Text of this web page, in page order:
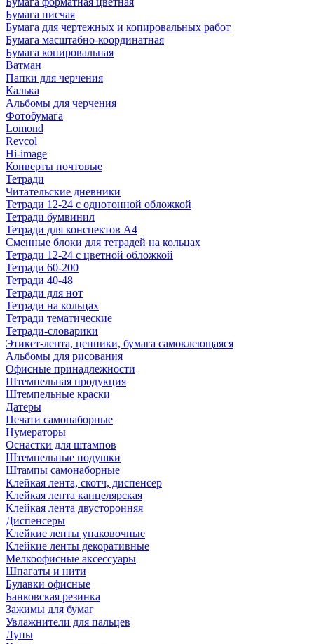
Бумага писчая
Бумага для чертежных и копировальных работ
Бумага масштабно-координатная
Бумага копировальная
Ватман
Папки для черчения
Калька
Альбомы для черчения
Фотобумага
Lomond
Revcol
Hi-image
Конверты почтовые
Тетради
Читательские дневники
Тетради 12-24 с однотонной обложкой
Тетради бумвинил
Тетради для конспектов А4
Сменные блоки для тетрадей на кольцах
Тетради 12-24 с цветной обложкой
Тетради 60-200
Тетради 40-48
Тетради для нот
Тетради на кольцах
Тетради тематические
Тетради-словарики
Этикет-лента, ценники, бумага самоклеющаяся
Альбомы для рисования
Офисные принадлежности
Штемпельная продукция
Штемпельные краски
Датеры
Печати самонаборные
Нумераторы
Оснастки для штампов
Штемпельные подушки
Штампы самонаборные
Клейкая лента, скотч, диспенсер
Клейкая лента канцелярская
Клейкая лента двусторонняя
Диспенсеры
Клейкие ленты упаковочные
Клейкие ленты декоративные
Мелкоофисные аксессуары
Шпагаты и нити
Булавки офисные
Банковская резинка
Зажимы для бумаг
Увлажнители для пальцев
Лупы